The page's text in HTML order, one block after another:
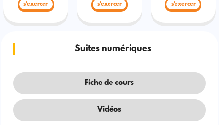
s'exercer s'exercer s'exercer
Suites numériques
Fiche de cours
Vidéos